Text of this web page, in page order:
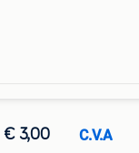
€ 3,00 C.V.A